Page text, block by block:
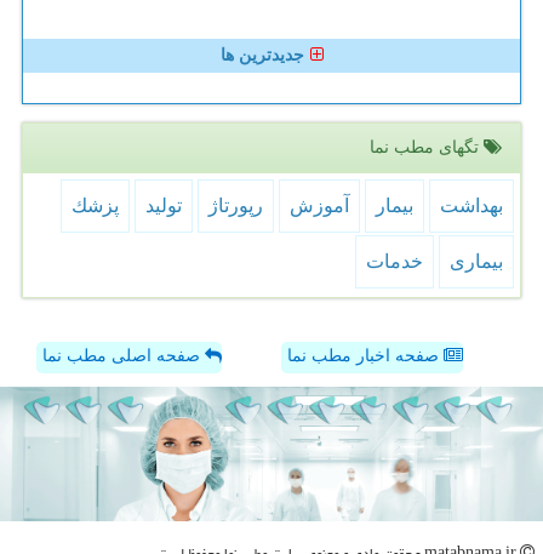
جدیدترین ها
تگهای مطب نما
بهداشت بیمار آموزش رپورتاژ تولید پزشك
بیماری خدمات
صفحه اخبار مطب نما صفحه اصلی مطب نما